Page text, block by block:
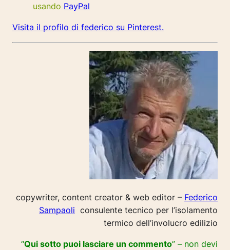
usando PayPal
Visita il profilo di federico su Pinterest.
copywriter, content creator & web editor – Federico
Sampaoli consulente tecnico per l’isolamento
termico dell’involucro edilizio
“Qui sotto puoi lasciare un commento” – non devi